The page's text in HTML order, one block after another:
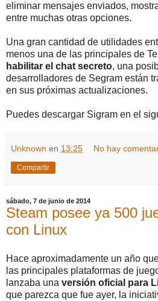
eliminar mensajes enviados,
entre muchas otras opciones.
Una gran cantidad de utilidades
menos una de las principales de
habilitar el chat secreto, una
desarrolladores de Segram están
en sus próximas actualizaciones.
Puedes descargar Sigram en el
Unknown en 13:25 No hay
Compartir
sábado, 7 de junio de 2014
Steam posee ya 500
con Linux
Hace aproximadamente un año
las principales plataformas de
lanzaba una versión oficial para
que parezca que fue ayer, la